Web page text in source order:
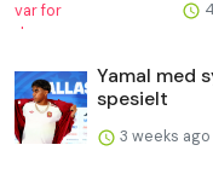
Yamal med
spesielt
3 weeks ago